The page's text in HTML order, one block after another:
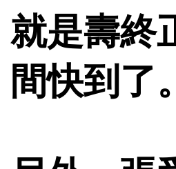
就是壽終
間快到了。